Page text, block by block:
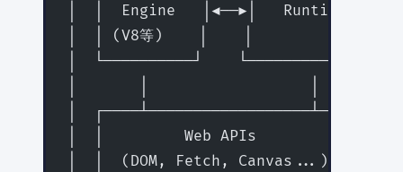
│  │  Engine   │◄──►│   Runtime    │
│  │ (V8等)    │    │              │
│  └──────────┘    └───────────────┘
│  ┌────┴──────────────────┴───────┐
│  │         Web APIs              │
│  │  (DOM, Fetch, Canvas...)      │